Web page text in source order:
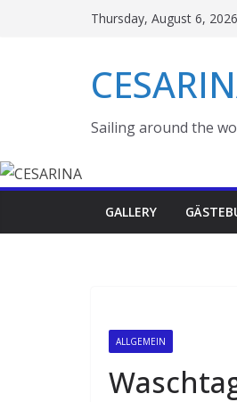
Thursday, August 6, 2026
Sailing around the
GALLERY
ALLGEMEIN